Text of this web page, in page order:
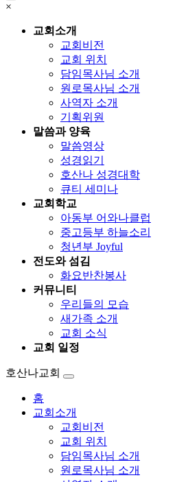
×
교회소개
교회비전
교회 위치
담임목사님 소개
원로목사님 소개
사역자 소개
기획위원
말씀과 양육
말씀영상
성경읽기
호산나 성경대학
큐티 세미나
교회학교
아동부 어와나클럽
중고등부 하늘소리
청년부 Joyful
전도와 섬김
화요반찬봉사
커뮤니티
우리들의 모습
새가족 소개
교회 소식
교회 일정
호산나교회
홈
교회소개
교회비전
교회 위치
담임목사님 소개
원로목사님 소개